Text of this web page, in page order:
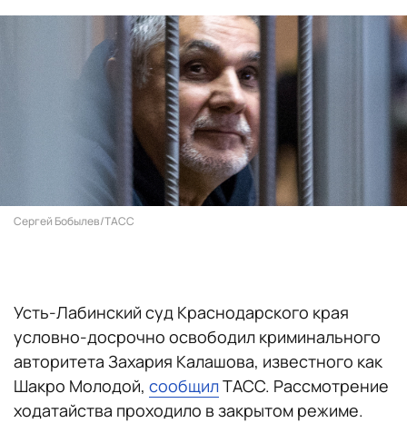
Сергей Бобылев/ТАСС
Усть-Лабинский суд Краснодарского края
условно-досрочно освободил криминального
авторитета Захария Калашова, известного как
Шакро Молодой, сообщилТАСС. Рассмотрение
ходатайства проходило в закрытом режиме.